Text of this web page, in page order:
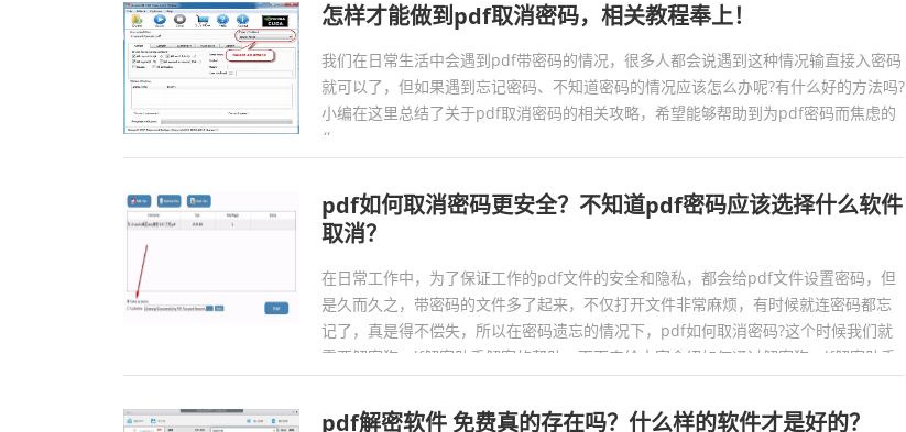
怎样才能做到pdf取消密码，相关教程奉上！
我们在日常生活中会遇到pdf带密码的情况，很多人都会说遇到这种情况输直接入密码
就可以了，但如果遇到忘记密码、不知道密码的情况应该怎么办呢?有什么好的方法吗?
小编在这里总结了关于pdf取消密码的相关攻略，希望能够帮助到为pdf密码而焦虑的
你。...
pdf如何取消密码更安全？不知道pdf密码应该选择什么软件
取消？
在日常工作中，为了保证工作的pdf文件的安全和隐私，都会给pdf文件设置密码，但
是久而久之，带密码的文件多了起来，不仅打开文件非常麻烦，有时候就连密码都忘
记了，真是得不偿失，所以在密码遗忘的情况下，pdf如何取消密码?这个时候我们就
需要解密狗pdf解密助手解密的帮助，下面来给大家介绍如何通过解密狗pdf解密助手
取消pdf的密码。...
pdf解密软件 免费真的存在吗？什么样的软件才是好的？